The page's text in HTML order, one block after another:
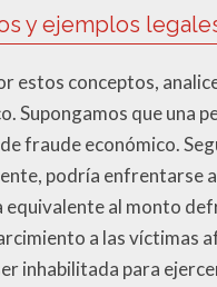
y ejemplos
estos conceptos,
Supongamos que una
fraude económico.
podría enfrentarse
equivalente al monto
a las víctimas
inhabilitada para